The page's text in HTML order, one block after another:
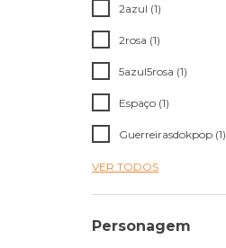
2azul (1)
2rosa (1)
5azul5rosa (1)
Espaço (1)
Guerreirasdokpop (1)
VER TODOS
Personagem